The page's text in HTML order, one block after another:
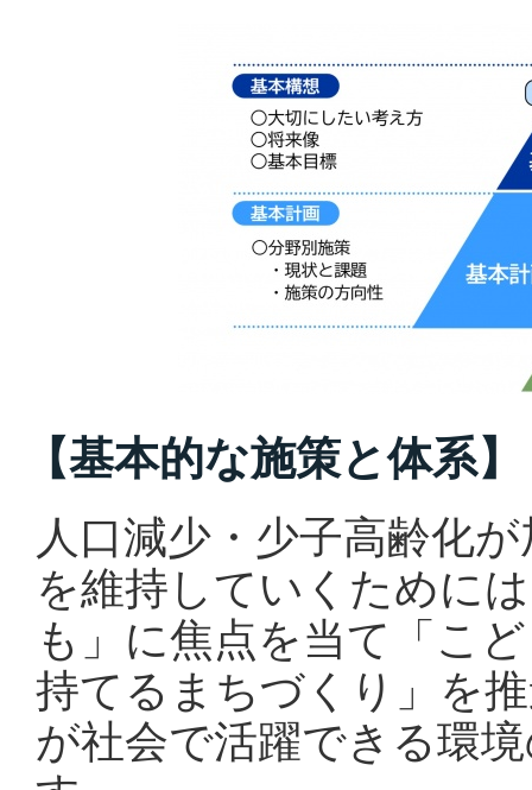
【基本的な施策と体系】
人口減少・少子高齢化
を維持していくために
も」に焦点を当て「こ
持てるまちづくり」を
が社会で活躍できる環